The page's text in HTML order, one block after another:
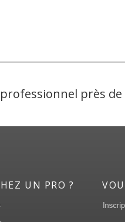
près de
UN PRO ?